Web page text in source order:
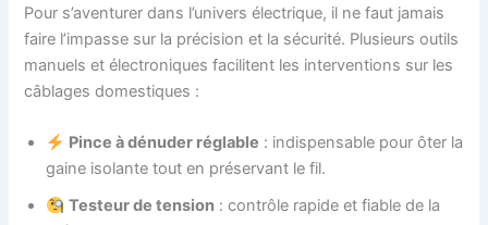
Pour s’aventurer dans l’univers électrique, il ne faut jamais
faire l’impasse sur la précision et la sécurité. Plusieurs outils
manuels et électroniques facilitent les interventions sur les
câblages domestiques :
Pince à dénuder réglable : indispensable pour ôter la
gaine isolante tout en préservant le fil.
Testeur de tension : contrôle rapide et fiable de la